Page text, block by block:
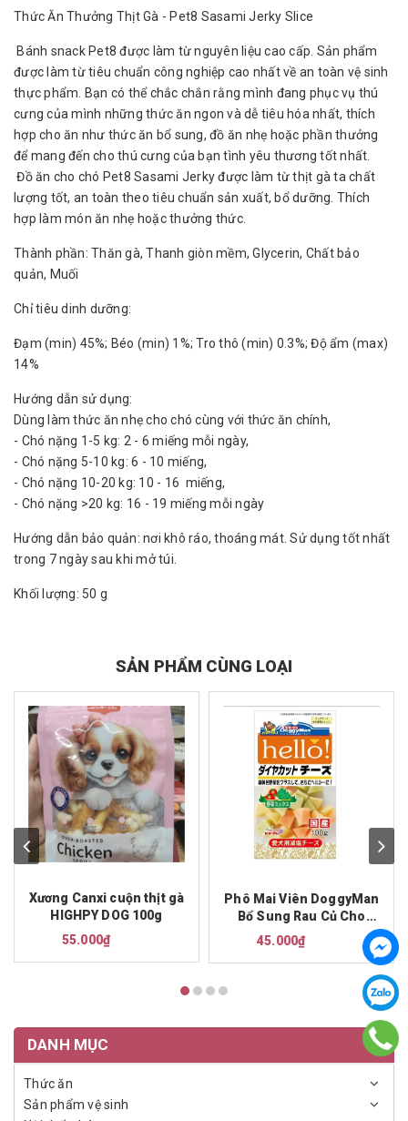
Thức Ăn Thưởng Thịt Gà - Pet8 Sasami Jerky Slice
Bánh snack Pet8 được làm từ nguyên liệu cao cấp. Sản phẩm
được làm từ tiêu chuẩn công nghiệp cao nhất về an toàn vệ sinh
thực phẩm. Bạn có thể chắc chắn rằng mình đang phục vụ thú
cưng của mình những thức ăn ngon và dễ tiêu hóa nhất, thích
hợp cho ăn như thức ăn bổ sung, đồ ăn nhẹ hoặc phần thưởng
để mang đến cho thú cưng của bạn tình yêu thương tốt nhất.
Đồ ăn cho chó Pet8 Sasami Jerky được làm từ thịt gà ta chất
lượng tốt, an toàn theo tiêu chuẩn sản xuất, bổ dưỡng. Thích
hợp làm món ăn nhẹ hoặc thưởng thức.
Thành phần: Thăn gà, Thanh giòn mềm, Glycerin, Chất bảo
quản, Muối
Chỉ tiêu dinh dưỡng:
Đạm (min) 45%; Béo (min) 1%; Tro thô (min) 0.3%; Độ ẩm (max)
14%
Hướng dẫn sử dụng:
Dùng làm thức ăn nhẹ cho chó cùng với thức ăn chính,
- Chó nặng 1-5 kg: 2 - 6 miếng mỗi ngày,
- Chó nặng 5-10 kg: 6 - 10 miếng,
- Chó nặng 10-20 kg: 10 - 16 miếng,
- Chó nặng >20 kg: 16 - 19 miếng mỗi ngày
Hướng dẫn bảo quản: nơi khô ráo, thoáng mát. Sử dụng tốt nhất
trong 7 ngày sau khi mở túi.
Khối lượng: 50 g
SẢN PHẨM CÙNG LOẠI
Xương Canxi cuộn thịt gà
HIGHPY DOG 100g
55.000₫
Phô Mai Viên DoggyMan
Bổ Sung Rau Củ Cho
Chó 100g
45.000₫
DANH MỤC
Thức ăn
Sản phẩm vệ sinh